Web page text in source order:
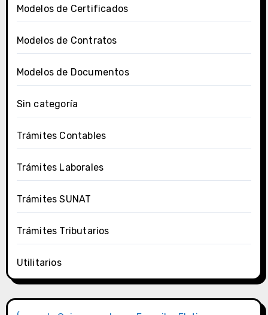
Modelos de Certificados
Modelos de Contratos
Modelos de Documentos
Sin categoría
Trámites Contables
Trámites Laborales
Trámites SUNAT
Trámites Tributarios
Utilitarios